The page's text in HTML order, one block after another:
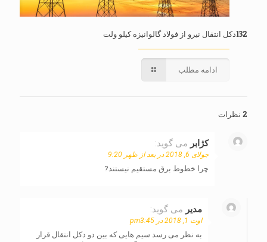
132دکل انتقال نیرو از فولاد گالوانیزه کیلو ولت
ادامه مطلب
2 نظرات
کژابر می گوید:
جولای 6, 2018 در بعد از ظهر 9:20
چرا خطوط برق مستقیم نیستند?
مدیر می گوید:
اوت 1, 2018 در pm3:45
به نظر می رسد سیم هایی که بین دو دکل انتقال قرار